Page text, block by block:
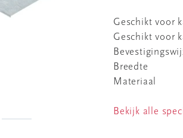
Geschikt voor
Geschikt voor
Breedte
Materiaal
Bekijk alle